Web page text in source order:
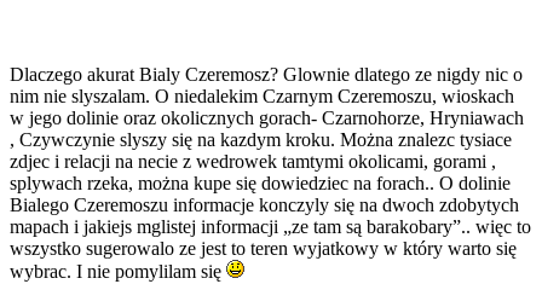
Dlaczego akurat Bialy Czeremosz? Glownie dlatego ze nigdy nic o
nim nie slyszalam. O niedalekim Czarnym Czeremoszu, wioskach
w jego dolinie oraz okolicznych gorach- Czarnohorze, Hryniawach
, Czywczynie slyszy się na kazdym kroku. Można znalezc tysiace
zdjec i relacji na necie z wedrowek tamtymi okolicami, gorami ,
splywach rzeka, można kupe się dowiedziec na forach.. O dolinie
Bialego Czeremoszu informacje konczyly się na dwoch zdobytych
mapach i jakiejs mglistej informacji „ze tam są barakobary”.. więc to
wszystko sugerowalo ze jest to teren wyjatkowy w który warto się
wybrac. I nie pomylilam się